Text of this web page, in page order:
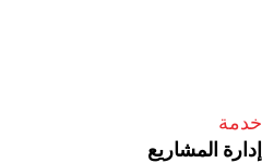
خدمة
إدارة المشاريع